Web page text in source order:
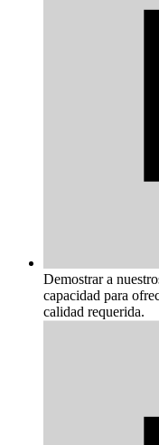
Demostrar a
capacidad para
calidad requerida.